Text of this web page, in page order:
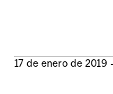
17 de enero de 2019